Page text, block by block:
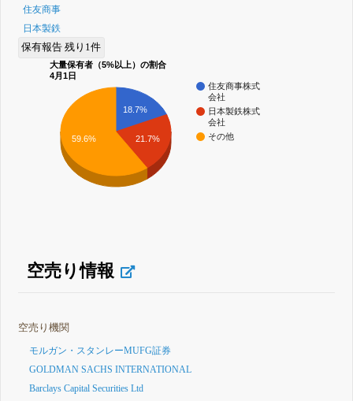
住友商事
日本製鉄
保有報告 残り1件
大量保有者（5%以上）の割合
4月1日
住友商事株式
会社
日本製鉄株式
会社
その他
18.7%
21.7%
59.6%
空売り情報
空売り機関
モルガン・スタンレーMUFG証券
GOLDMAN SACHS INTERNATIONAL
Barclays Capital Securities Ltd